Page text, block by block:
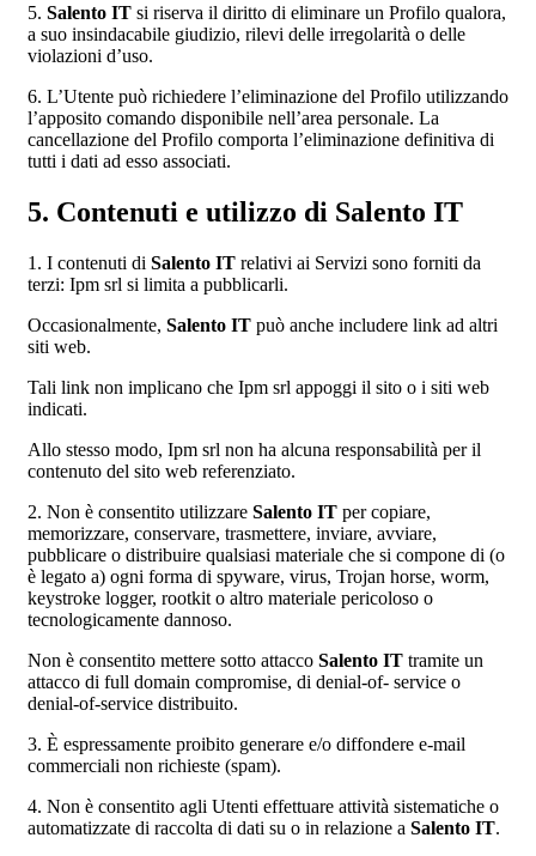
5. Salento IT si riserva il diritto di eliminare un Profilo qualora,
a suo insindacabile giudizio, rilevi delle irregolarità o delle
violazioni d’uso.
6. L’Utente può richiedere l’eliminazione del Profilo utilizzando
l’apposito comando disponibile nell’area personale. La
cancellazione del Profilo comporta l’eliminazione definitiva di
tutti i dati ad esso associati.
5. Contenuti e utilizzo di Salento IT
1. I contenuti di Salento IT relativi ai Servizi sono forniti da
terzi: Ipm srl si limita a pubblicarli.
Occasionalmente, Salento IT può anche includere link ad altri
siti web.
Tali link non implicano che Ipm srl appoggi il sito o i siti web
indicati.
Allo stesso modo, Ipm srl non ha alcuna responsabilità per il
contenuto del sito web referenziato.
2. Non è consentito utilizzare Salento IT per copiare,
memorizzare, conservare, trasmettere, inviare, avviare,
pubblicare o distribuire qualsiasi materiale che si compone di (o
è legato a) ogni forma di spyware, virus, Trojan horse, worm,
keystroke logger, rootkit o altro materiale pericoloso o
tecnologicamente dannoso.
Non è consentito mettere sotto attacco Salento IT tramite un
attacco di full domain compromise, di denial-of- service o
denial-of-service distribuito.
3. È espressamente proibito generare e/o diffondere e-mail
commerciali non richieste (spam).
4. Non è consentito agli Utenti effettuare attività sistematiche o
automatizzate di raccolta di dati su o in relazione a Salento IT.